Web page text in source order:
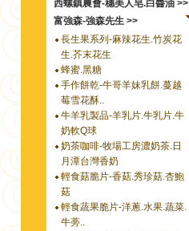
西螺鎮農會-穗美人皂.白醬油 >>
富強森-強森先生 >>
長生果系列-麻辣花生.竹炭花
生.芥末花生
蜂蜜.黑糖
手作餅乾-牛哥羊妹乳餅.蔓越
莓雪花酥..
牛羊乳製品-羊乳片.牛乳片.牛
奶軟Q球
奶茶咖啡-牧場工房濃奶茶.日
月潭台灣香奶
輕食菇脆片-香菇.秀珍菇.杏鮑
菇
輕食蔬果脆片-洋蔥.水果.蔬菜.
牛蒡..